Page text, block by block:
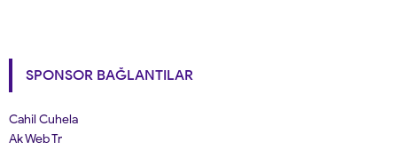
SPONSOR BAĞLANTILAR
Cahil Cuhela
Ak Web Tr